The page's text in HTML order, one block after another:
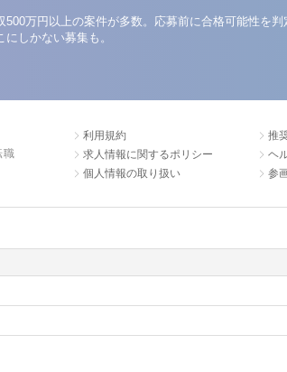
万円以上の案件が多数。応募前に合格可能性を
しかない募集も。
職
利用規約
求人情報に関するポリシー
個人情報の取り扱い
推
ヘ
参